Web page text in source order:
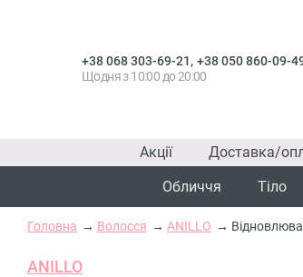
+38 068 303-69-21, +38 050 860-09-
Щодня з 10:00 до 20:00
Акції Доставка/
Обличчя
Тіло
Головна Волосся ANILLO
ANILLO